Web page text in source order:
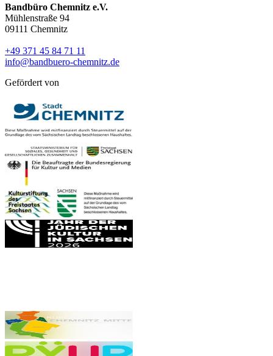
Bandbüro Chemnitz e.V.
Mühlenstraße 94
09111 Chemnitz
+49 371 45 84 71 11
info@bandbuero-chemnitz.de
Gefördert von